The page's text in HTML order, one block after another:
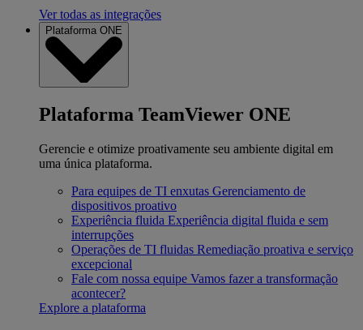
Ver todas as integrações
Plataforma ONE
Plataforma TeamViewer ONE
Gerencie e otimize proativamente seu ambiente digital em
uma única plataforma.
Para equipes de TI enxutas Gerenciamento de
dispositivos proativo
Experiência fluida Experiência digital fluida e sem
interrupções
Operações de TI fluidas Remediação proativa e serviço
excepcional
Fale com nossa equipe Vamos fazer a transformação
acontecer?
Explore a plataforma